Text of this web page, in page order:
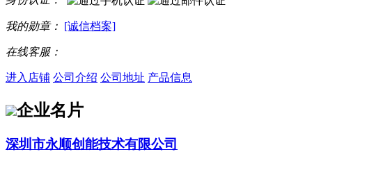
我的勋章： [诚信档案]
在线客服：
进入店铺 公司介绍 公司地址 产品信息
企业名片
深圳市永顺创能技术有限公司